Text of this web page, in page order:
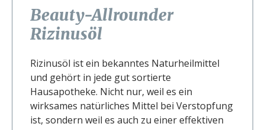
Beauty-Allrounder
Rizinusöl
Rizinusöl ist ein bekanntes Naturheilmittel
und gehört in jede gut sortierte
Hausapotheke. Nicht nur, weil es ein
wirksames natürliches Mittel bei Verstopfung
ist, sondern weil es auch zu einer effektiven